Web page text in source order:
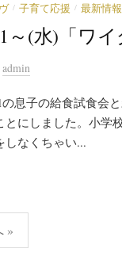
/ 子育て応援 / 最新情
～(水)「ワ
admin
息子の給食試食会
にしました。小学
しなくちゃい...
»